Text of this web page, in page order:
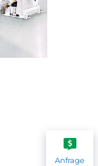
Anfrage